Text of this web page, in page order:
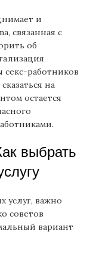
и
связанная с
об
секс-работников
на
остается
выбрать
услуг, важно
советов
вариант